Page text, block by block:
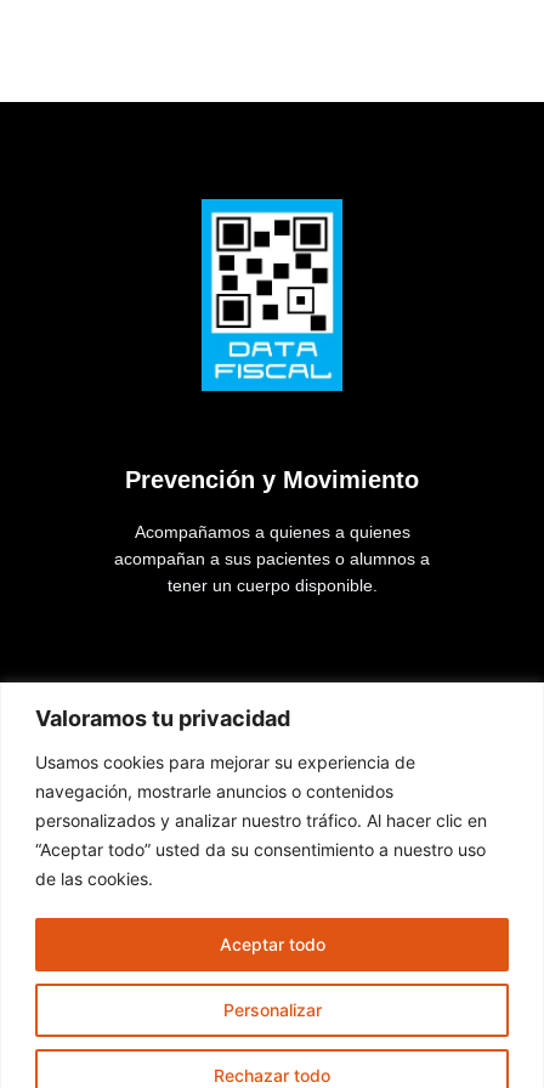
Valoramos tu privacidad
Usamos cookies para mejorar su experiencia de
navegación, mostrarle anuncios o contenidos
personalizados y analizar nuestro tráfico. Al hacer clic en
“Aceptar todo” usted da su consentimiento a nuestro uso
de las cookies.
Personalizar
Rechazar todo
Aceptar todo
Prevención y Movimiento
Acompañamos a quienes a quienes
acompañan a sus pacientes o alumnos a
tener un cuerpo disponible.
Lista de páginas
Inicio
Cursos
Contacto
Nuestras redes
F
c
I
s
Y
o
u
t